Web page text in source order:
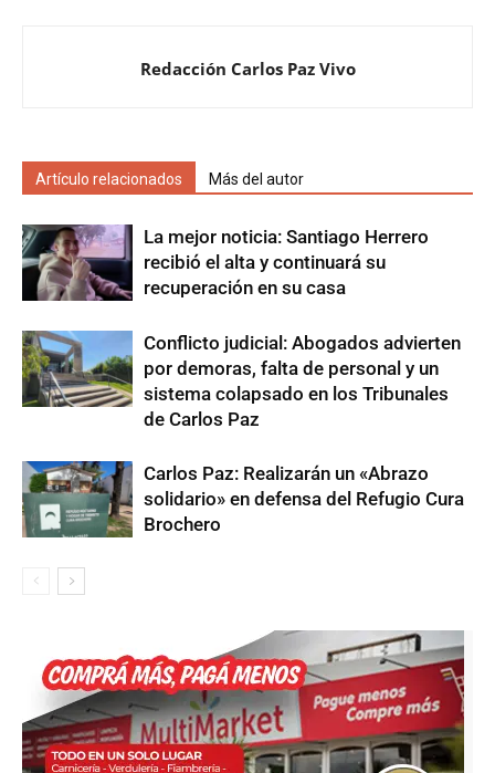
Redacción Carlos Paz Vivo
Artículo relacionados Más del autor
La mejor noticia: Santiago Herrero
recibió el alta y continuará su
recuperación en su casa
Conflicto judicial: Abogados advierten
por demoras, falta de personal y un
sistema colapsado en los Tribunales
de Carlos Paz
Carlos Paz: Realizarán un «Abrazo
solidario» en defensa del Refugio Cura
Brochero